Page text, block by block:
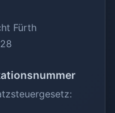
Fürth